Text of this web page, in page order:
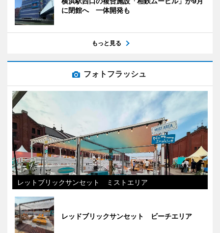
に閉館へ 一体開発も
もっと見る
フォトフラッシュ
レットブリックサンセット ミストエリア
レッドブリックサンセット ビーチエリア